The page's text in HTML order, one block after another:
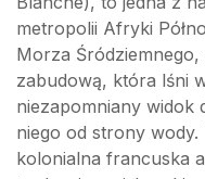
metropolii Afryki
Morza
zabudową, która lśni
niezapomniany widok
niego od strony
kolonialna francuska